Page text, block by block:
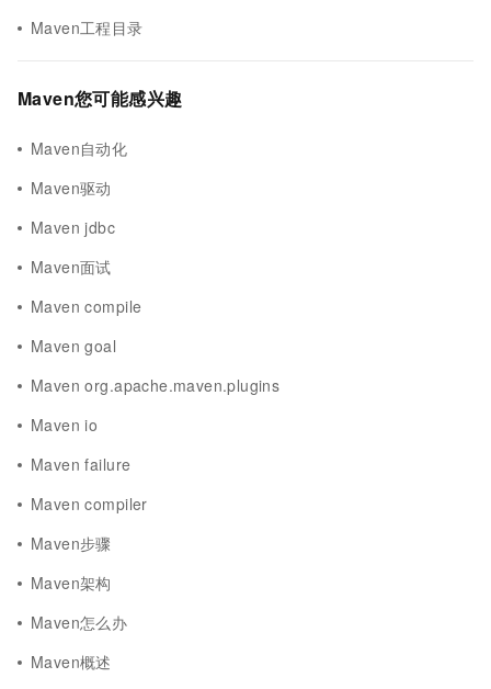
Maven工程目录
Maven您可能感兴趣
Maven自动化
Maven驱动
Maven jdbc
Maven面试
Maven compile
Maven goal
Maven org.apache.maven.plugins
Maven io
Maven failure
Maven compiler
Maven步骤
Maven架构
Maven怎么办
Maven概述